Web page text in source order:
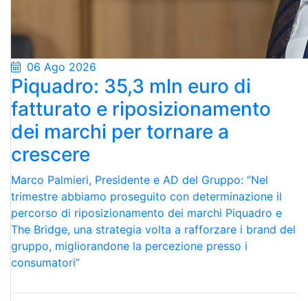
06 Ago 2026
Piquadro: 35,3 mln euro di
fatturato e riposizionamento
dei marchi per tornare a
crescere
Marco Palmieri, Presidente e AD del Gruppo: “Nel
trimestre abbiamo proseguito con determinazione il
percorso di riposizionamento dei marchi Piquadro e
The Bridge, una strategia volta a rafforzare i brand del
gruppo, migliorandone la percezione presso i
consumatori”